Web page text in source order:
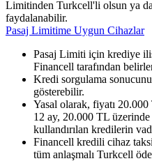
Limitinden Turkcell'li olsun ya
faydalanabilir.
Pasaj Limitime Uygun Cihazlar
Pasaj Limiti için krediye
Financell tarafından
Kredi sorgulama
gösterebilir.
Yasal olarak, fiyatı
12 ay, 20.000 TL
kullandırılan kredilerin
Financell kredili cihaz
tüm anlaşmalı Turkcell